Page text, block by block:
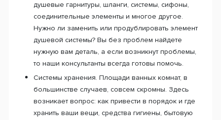
душевые гарнитуры, шланги, системы, сифоны,
соединительные элементы и многое другое.
Нужно ли заменить или продублировать элемент
душевой системы? Вы без проблем найдете
нужную вам деталь, а если возникнут проблемы,
то наши консультанты всегда готовы помочь.
Системы хранения. Площади ванных комнат, в
большинстве случаев, совсем скромны. Здесь
возникает вопрос: как привести в порядок и где
хранить ваши вещи, средства гигиены, бытовую